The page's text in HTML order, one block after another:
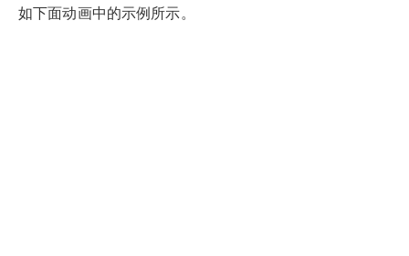
如下面动画中的示例所示。